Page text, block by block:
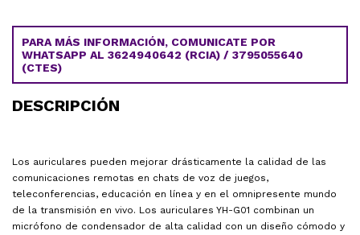
PARA MÁS INFORMACIÓN, COMUNICATE POR
WHATSAPP AL 3624940642 (RCIA) / 3795055640
(CTES)
DESCRIPCIÓN
Los auriculares pueden mejorar drásticamente la calidad de las
comunicaciones remotas en chats de voz de juegos,
teleconferencias, educación en línea y en el omnipresente mundo
de la transmisión en vivo. Los auriculares YH-G01 combinan un
micrófono de condensador de alta calidad con un diseño cómodo y